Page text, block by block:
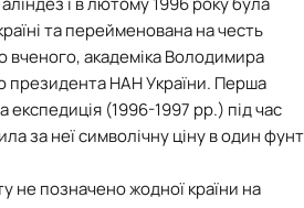
та перейменована на честь
вченого, академіка Володимира
президента НАН України. Перша
експедиція (1996-1997 рр.) під час
за неї символічну ціну в один фунт
не позначено жодної країни на